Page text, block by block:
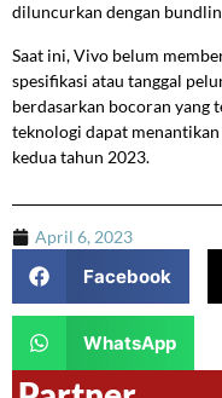
diluncurkan dengan
Saat ini, Vivo belum
spesifikasi atau tanggal
berdasarkan bocoran yang
teknologi dapat
kedua tahun 2023.
April 6, 2023
Facebook
WhatsApp